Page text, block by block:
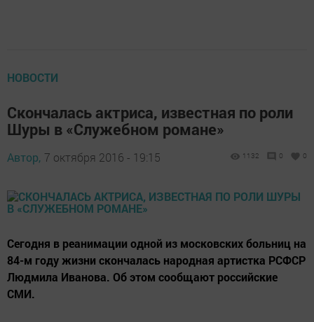
НОВОСТИ
Скончалась актриса, известная по роли
Шуры в «Служебном романе»
Автор, 7 октября 2016 - 19:15 1132 0 0
Сегодня в реанимации одной из московских больниц на
84-м году жизни скончалась народная артистка РСФСР
Людмила Иванова. Об этом сообщают российские
СМИ.